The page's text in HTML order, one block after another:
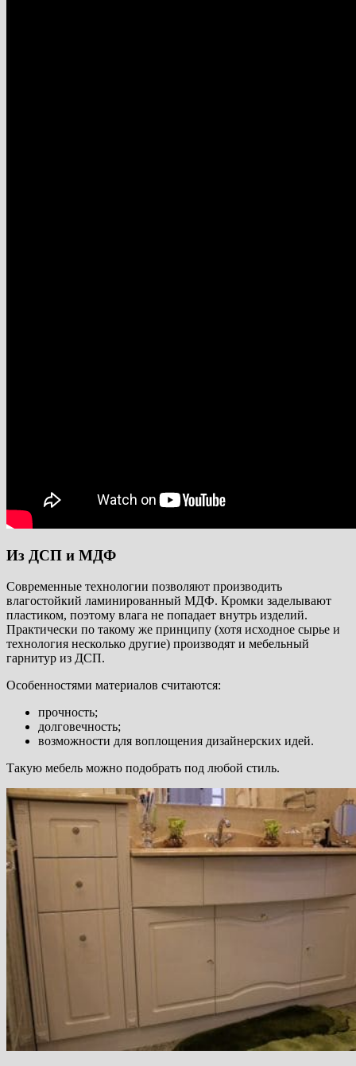
Из ДСП и МДФ
Современные технологии позволяют производить
влагостойкий ламинированный МДФ. Кромки заделывают
пластиком, поэтому влага не попадает внутрь изделий.
Практически по такому же принципу (хотя исходное сырье и
технология несколько другие) производят и мебельный
гарнитур из ДСП.
Особенностями материалов считаются:
прочность;
долговечность;
возможности для воплощения дизайнерских идей.
Такую мебель можно подобрать под любой стиль.